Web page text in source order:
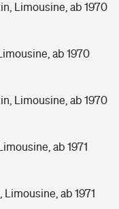
Limousine, ab 1970
ab 1970
Limousine, ab 1970
ab 1971
Limousine, ab 1971